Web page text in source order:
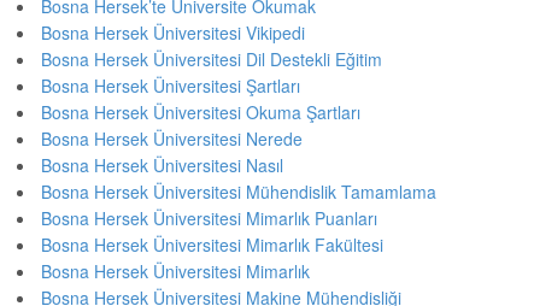
Bosna Hersek’te Üniversite Okumak
Bosna Hersek Üniversitesi Vikipedi
Bosna Hersek Üniversitesi Dil Destekli Eğitim
Bosna Hersek Üniversitesi Şartları
Bosna Hersek Üniversitesi Okuma Şartları
Bosna Hersek Üniversitesi Nerede
Bosna Hersek Üniversitesi Nasıl
Bosna Hersek Üniversitesi Mühendislik Tamamlama
Bosna Hersek Üniversitesi Mimarlık Puanları
Bosna Hersek Üniversitesi Mimarlık Fakültesi
Bosna Hersek Üniversitesi Mimarlık
Bosna Hersek Üniversitesi Makine Mühendisliği